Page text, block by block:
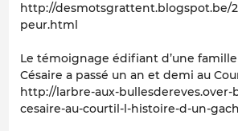
http://desmotsgrattent.blogspot.be/
peur.html
Le témoignage édifiant d’une
Césaire a passé un an et demi au
http://larbre-aux-bullesdereves.over-
cesaire-au-courtil-l-histoire-d-un-